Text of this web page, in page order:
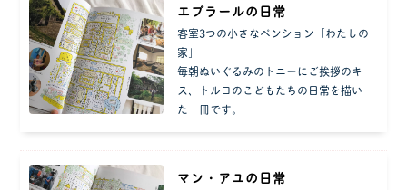
エブラールの日常
客室3つの小さなペンション「わたしの
家」
毎朝ぬいぐるみのトニーにご挨拶のキ
ス、トルコのこどもたちの日常を描い
た一冊です。
マン・アユの日常